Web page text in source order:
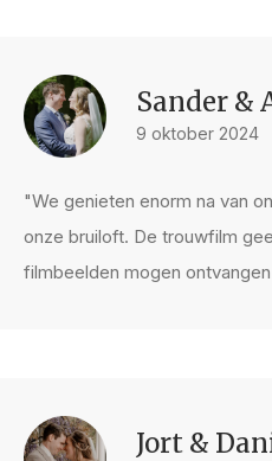
Sander &
9 oktober 2024
"We genieten enorm na van
onze bruiloft. De trouwfilm
filmbeelden mogen
Jort &